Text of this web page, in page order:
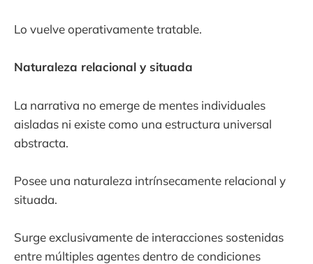
Lo vuelve operativamente tratable.
Naturaleza relacional y situada
La narrativa no emerge de mentes individuales
aisladas ni existe como una estructura universal
abstracta.
Posee una naturaleza intrínsecamente relacional y
situada.
Surge exclusivamente de interacciones sostenidas
entre múltiples agentes dentro de condiciones